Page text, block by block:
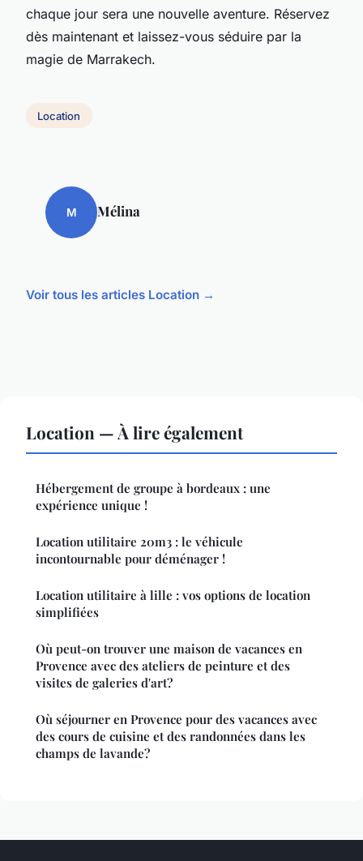
chaque jour sera une nouvelle aventure. Réservez
dès maintenant et laissez-vous séduire par la
magie de Marrakech.
Location
M Mélina
Voir tous les articles Location →
Location — À lire également
Hébergement de groupe à bordeaux : une
expérience unique !
Location utilitaire 20m3 : le véhicule
incontournable pour déménager !
Location utilitaire à lille : vos options de location
simplifiées
Où peut-on trouver une maison de vacances en
Provence avec des ateliers de peinture et des
visites de galeries d'art?
Où séjourner en Provence pour des vacances avec
des cours de cuisine et des randonnées dans les
champs de lavande?